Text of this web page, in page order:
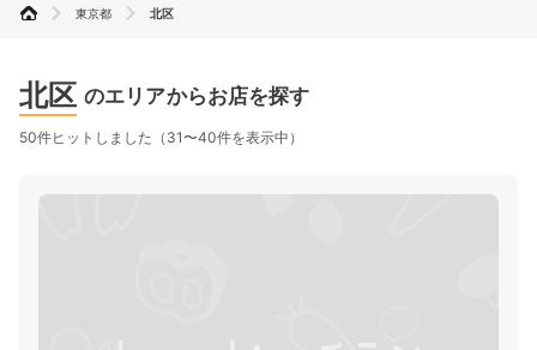
東京都 北区
北区 のエリアからお店を探す
50件ヒットしました（31〜40件を表示中）